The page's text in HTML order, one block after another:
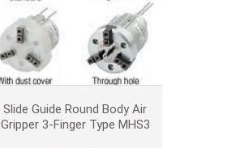
Slide Guide Round Body Air
Gripper 3-Finger Type MHS3